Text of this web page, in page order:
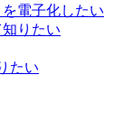
電子化したい
りたい
たい